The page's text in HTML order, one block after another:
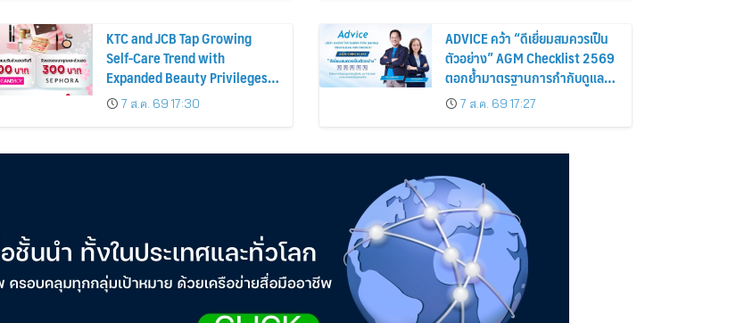
KTC and JCB Tap Growing
Self-Care Trend with
Expanded Beauty Privileges
Number of KTC JCB
Cardmembers Spending on
7 ส.ค. 69 17:30
ADVICE คว้า “ดีเยี่ยมสมควรเป็น
ตัวอย่าง” AGM Checklist 2569
ตอกย้ำมาตรฐานการกำกับดูแล
กิจการที่ดี
7 ส.ค. 69 17:27